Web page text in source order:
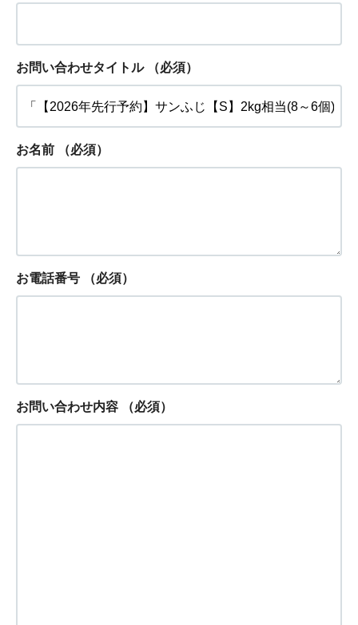
お問い合わせタイトル （必須）
お名前 （必須）
お電話番号 （必須）
お問い合わせ内容 （必須）